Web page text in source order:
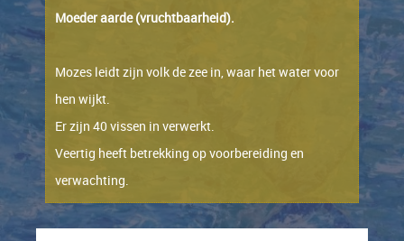
Moeder aarde (vruchtbaarheid).
Mozes leidt zijn volk de zee in, waar het water voor
hen wijkt.
Er zijn 40 vissen in verwerkt.
Veertig heeft betrekking op voorbereiding en
verwachting.